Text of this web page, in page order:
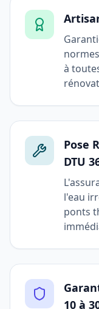
à
Pose
DTU
l'eau
ponts
10 à